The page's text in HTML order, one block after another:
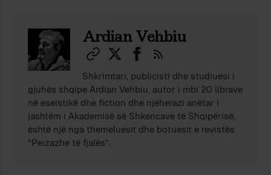
Ardian Vehbiu
Shkrimtari, publicisti dhe studiuesi i
gjuhës shqipe Ardian Vehbiu, autor i mbi 20 librave
në eseistikë dhe fiction dhe njëherazi anëtar i
jashtëm i Akademisë së Shkencave të Shqipërisë,
është një nga themeluesit dhe botuesit e revistës
“Peizazhe të fjalës”.